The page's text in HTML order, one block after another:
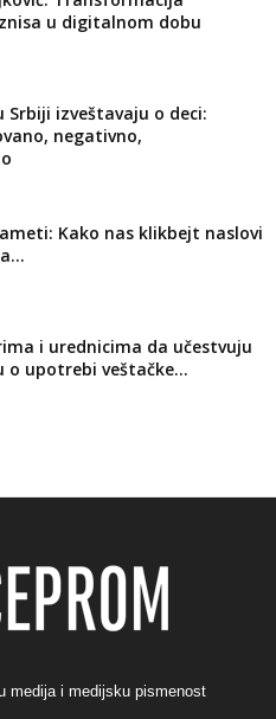
u digitalnom dobu
Srbiji izveštavaju o deci:
negativno,
Kako nas klikbejt naslovi
i urednicima da učestvuju
o upotrebi veštačke...
medija i medijsku pismenost